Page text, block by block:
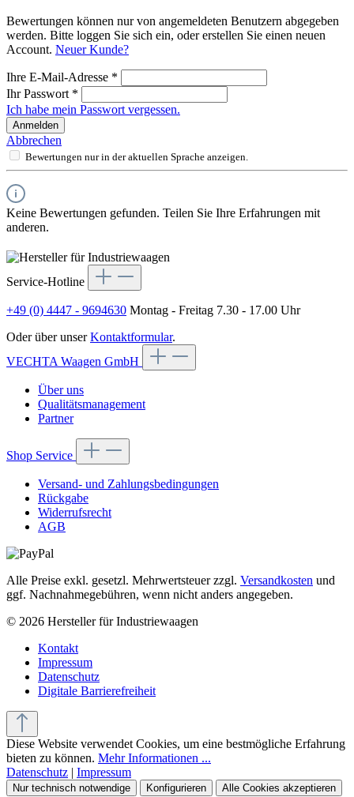
Bewertungen können nur von angemeldeten Benutzern abgegeben
werden. Bitte loggen Sie sich ein, oder erstellen Sie einen neuen
Account. Neuer Kunde?
Ihre E-Mail-Adresse *
Ihr Passwort *
Ich habe mein Passwort vergessen.
Anmelden
Abbrechen
Bewertungen nur in der aktuellen Sprache anzeigen.
Keine Bewertungen gefunden. Teilen Sie Ihre Erfahrungen mit
anderen.
Service-Hotline
+49 (0) 4447 - 9694630 Montag - Freitag 7.30 - 17.00 Uhr
Oder über unserKontaktformular.
VECHTA Waagen GmbH
Über uns
Qualitätsmanagement
Partner
Shop Service
Versand- und Zahlungsbedingungen
Rückgabe
Widerrufsrecht
AGB
Alle Preise exkl. gesetzl. Mehrwertsteuer zzgl. Versandkosten und
ggf. Nachnahmegebühren, wenn nicht anders angegeben.
© 2026 Hersteller für Industriewaagen
Kontakt
Impressum
Datenschutz
Digitale Barrierefreiheit
Diese Website verwendet Cookies, um eine bestmögliche Erfahrung
bieten zu können. Mehr Informationen ...
Datenschutz | Impressum
Nur technisch notwendige Konfigurieren Alle Cookies akzeptieren